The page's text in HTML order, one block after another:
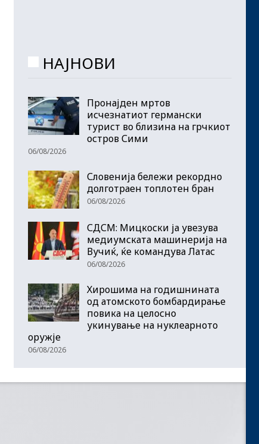
НАЈНОВИ
Пронајден мртов
исчезнатиот германски
турист во близина на грчкиот
остров Сими
06/08/2026
Словенија бележи рекордно
долготраен топлотен бран
06/08/2026
СДСМ: Мицкоски ја увезува
медиумската машинерија на
Вучиќ, ќе командува Латас
06/08/2026
Хирошима на годишнината
од атомското бомбардирање
повика на целосно
укинување на нуклеарното
оружје
06/08/2026